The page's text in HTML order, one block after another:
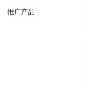
推广产品